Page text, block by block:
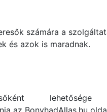
számára a
és azok is maradnak.
az BonyhadAllas.hu